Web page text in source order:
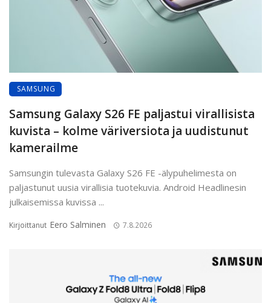
SAMSUNG
Samsung Galaxy S26 FE paljastui virallisista
kuvista – kolme väriversiota ja uudistunut
kamerailme
Samsungin tulevasta Galaxy S26 FE -älypuhelimesta on
paljastunut uusia virallisia tuotekuvia. Android Headlinesin
julkaisemissa kuvissa ...
Kirjoittanut Eero Salminen 7.8.2026